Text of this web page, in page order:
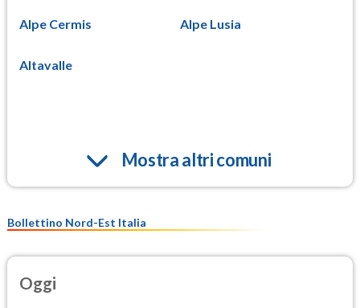
Alpe Cermis Alpe Lusia
Altavalle
Mostra altri comuni
Bollettino Nord-Est Italia
Oggi